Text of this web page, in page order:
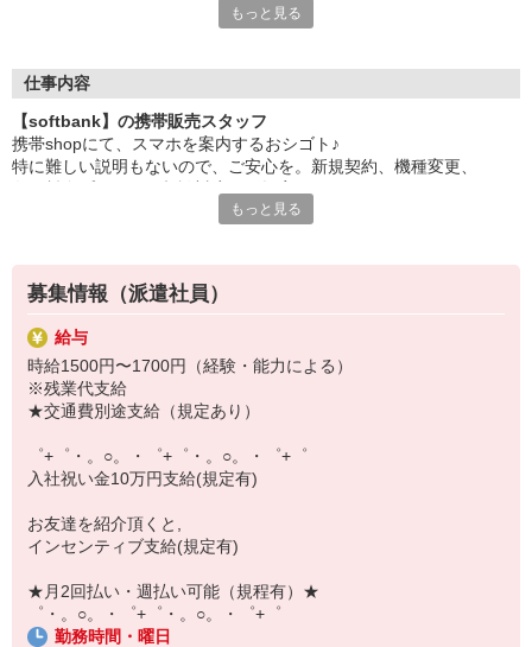
でも心配ご無用！
お互いに教え合ったり、フォローしあったりする
和気あいあいとした人間関係がある店舗ばかり！
皆で一緒にステップアップしましょう♪
【選べるお仕事いろいろ】
▼オフィスワーク
事務、経理、データ入力、コールセンター、受付
▼工場・製造・軽作業系
機械/食品製造・梱包・仕分け・加工・組立・検査
▼美容系
眉毛サロンのアイブロウ・ネイリスト・エステ
▼営業・販売
法人営業・アパレル販売・個別指導塾・人材紹介
▼人気案件も多数♪
短期・期間限定・オープニング・官公庁案件
上場/優良/大手企業など
【スマホ面接実施中】
￣￣￣￣￣￣￣￣￣
自宅に居ながらスマホでカンタン面接OK！
オンライン面談なのでスピード対応。
もっと見る
仕事内容
【softbank】の携帯販売スタッフ
携帯shopにて、スマホを案内するおシゴト♪
特に難しい説明もないので、ご安心を。新規契約、機種変更、
満足度◎
■携帯やインターネット販売業務
docomo(ドコモ)/au(エーユー)・KDDI/softbank(ソフトバンク)など
の大手キャリアから
ワイモバイル(Y!mobille)、楽天モバイル、UQなど格安スマホまで幅
広く紹介可能♪
もっと見る
募集情報（派遣社員）
給与
時給1500円〜1700円（経験・能力による）
※残業代支給
★交通費別途支給（規定あり）
゜+゜・。○。・゜+゜・。○。・゜+゜
入社祝い金10万円支給(規定有)
お友達を紹介頂くと,
インセンティブ支給(規定有)
★月2回払い・週払い可能（規程有）★
゜・。○。・゜+゜・。○。・゜+゜
勤務時間・曜日